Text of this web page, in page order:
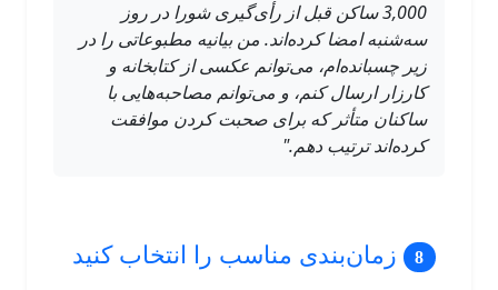
3,000 ساکن قبل از رأی‌گیری شورا در روز
سه‌شنبه امضا کرده‌اند. من بیانیه مطبوعاتی را در
زیر چسبانده‌ام، می‌توانم عکسی از کتابخانه و
کارزار ارسال کنم، و می‌توانم مصاحبه‌هایی با
ساکنان متأثر که برای صحبت کردن موافقت
کرده‌اند ترتیب دهم."
زمان‌بندی مناسب را انتخاب کنید